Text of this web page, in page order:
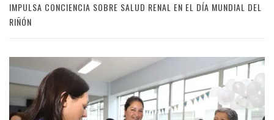
IMPULSA CONCIENCIA SOBRE SALUD RENAL EN EL DÍA MUNDIAL DEL
RIÑÓN